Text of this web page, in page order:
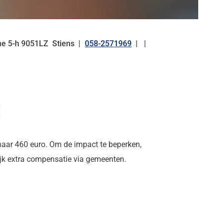
5-h 9051LZ Stiens Tel:
058-2571969
460 euro. Om de impact te beperken,
extra compensatie via gemeenten.